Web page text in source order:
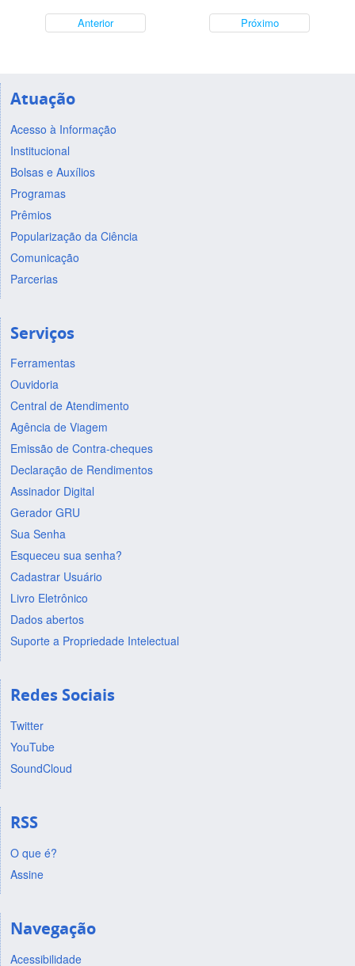
Anterior Próximo
Atuação
Acesso à Informação
Institucional
Bolsas e Auxílios
Programas
Prêmios
Popularização da Ciência
Comunicação
Parcerias
Serviços
Ferramentas
Ouvidoria
Central de Atendimento
Agência de Viagem
Emissão de Contra-cheques
Declaração de Rendimentos
Assinador Digital
Gerador GRU
Sua Senha
Esqueceu sua senha?
Cadastrar Usuário
Livro Eletrônico
Dados abertos
Suporte a Propriedade Intelectual
Redes Sociais
Twitter
YouTube
SoundCloud
RSS
O que é?
Assine
Navegação
Acessibilidade